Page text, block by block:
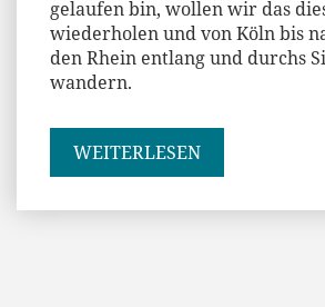
gelaufen bin, wollen wir das
wiederholen und von Köln bis
den Rhein entlang und durchs
wandern.
WEITERLESEN